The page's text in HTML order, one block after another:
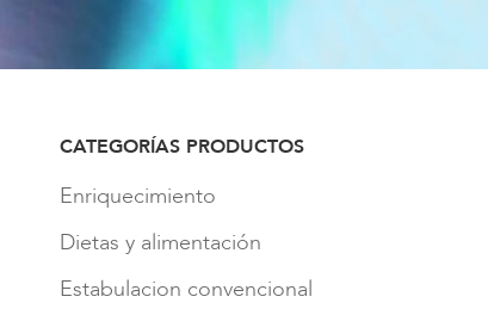
CATEGORÍAS PRODUCTOS
Enriquecimiento
Dietas y alimentación
Estabulacion convencional